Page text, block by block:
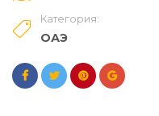
Категория:
ОАЭ